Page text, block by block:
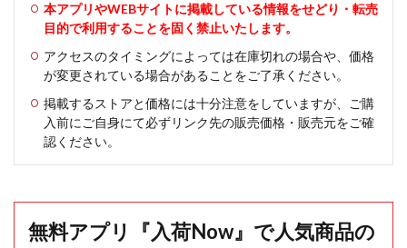
本アプリやWEBサイトに掲載している情報をせどり・転売
目的で利用することを固く禁止いたします。
アクセスのタイミングによっては在庫切れの場合や、価格
が変更されている場合があることをご了承ください。
掲載するストアと価格には十分注意をしていますが、ご購
入前にご自身にて必ずリンク先の販売価格・販売元をご確
認ください。
無料アプリ『入荷Now』で人気商品の